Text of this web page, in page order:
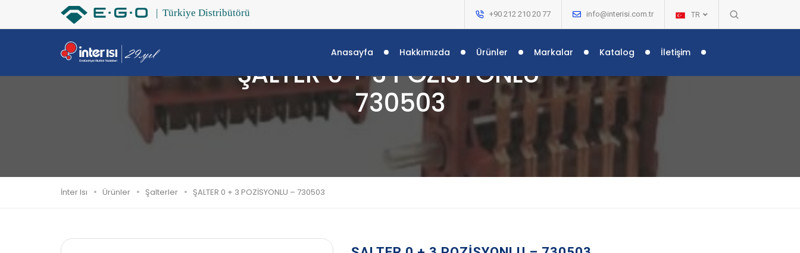
+90 212 210 20 77 info@interisi.com.tr TR
Anasayfa Hakkımızda Ürünler Markalar Katalog İletişim
ŞALTER 0 + 3 POZİSYONLU –
730503
İnter Isı Ürünler Şalterler ŞALTER 0 + 3 POZİSYONLU – 730503